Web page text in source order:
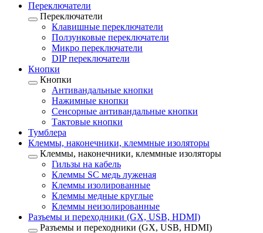
Переключатели
Переключатели
Клавишные переключатели
Ползунковые переключатели
Микро переключатели
DIP переключатели
Кнопки
Кнопки
Антивандальные кнопки
Нажимные кнопки
Сенсорные антивандальные кнопки
Тактовые кнопки
Тумблера
Клеммы, наконечники, клеммные изоляторы
Клеммы, наконечники, клеммные изоляторы
Гильзы на кабель
Клеммы SC медь луженая
Клеммы изолированные
Клеммы медные круглые
Клеммы неизолированные
Разъемы и переходники (GX, USB, HDMI)
Разъемы и переходники (GX, USB, HDMI)